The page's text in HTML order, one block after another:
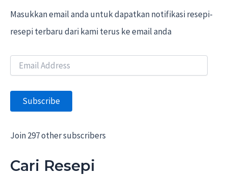
Masukkan email anda untuk dapatkan notifikasi resepi-
resepi terbaru dari kami terus ke email anda
E
i
A
d
r
s
s
Subscribe
Join 297 other subscribers
Cari Resepi